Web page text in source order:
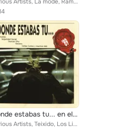
Donde estabas tu... en el 89?
Various Artists, Teixido, Los Limones, Las aventuras de Kirlian, SEGURIDAD SOCIAL, Los Locos, DUNCAN DHU, Los Nikis, ESCLARECIDO...